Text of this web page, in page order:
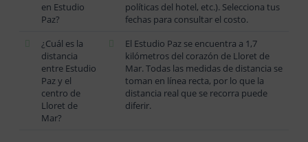
en Estudio
Paz?
políticas del hotel, etc.). Selecciona tus
fechas para consultar el costo.
¿Cuál es la
distancia
entre Estudio
Paz y el
centro de
Lloret de
Mar?
El Estudio Paz se encuentra a 1,7
kilómetros del corazón de Lloret de
Mar. Todas las medidas de distancia se
toman en línea recta, por lo que la
distancia real que se recorra puede
diferir.